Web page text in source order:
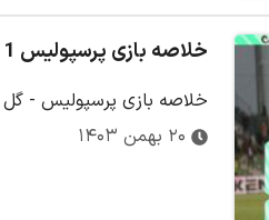
خلاصه بازی پرسپولیس 1 - گل گهرسیرجان 0
خلاصه بازی پرسپولیس - گل گهرسیرجان در
۲۰ بهمن ۱۴۰۳